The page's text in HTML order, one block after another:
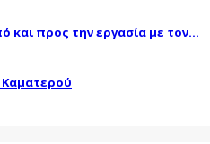
και προς την εργασία με τον...